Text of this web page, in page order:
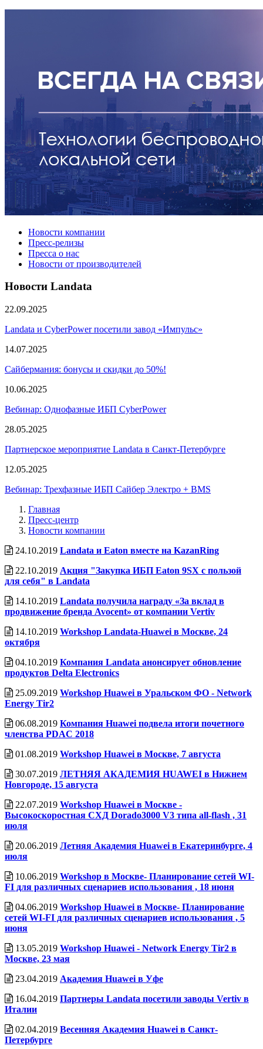
Новости компании
Пресс-релизы
Пресса о нас
Новости от производителей
Новости Landata
22.09.2025
Landata и CyberPower посетили завод «Импульс»
14.07.2025
Сайбермания: бонусы и скидки до 50%!
10.06.2025
Вебинар: Однофазные ИБП CyberPower
28.05.2025
Партнерское мероприятие Landata в Санкт-Петербурге
12.05.2025
Вебинар: Трехфазные ИБП Сайбер Электро + BMS
Главная
Пресс-центр
Новости компании
24.10.2019 Landata и Eaton вместе на KazanRing
22.10.2019 Акция "Закупка ИБП Eaton 9SX с пользой
для себя" в Landata
14.10.2019 Landata получила награду «За вклад в
продвижение бренда Avocent» от компании Vertiv
14.10.2019 Workshop Landata-Huawei в Москве, 24
октября
04.10.2019 Компания Landata анонсирует обновление
продуктов Delta Electronics
25.09.2019 Workshop Huawei в Уральском ФО - Network
Energy Tir2
06.08.2019 Компания Huawei подвела итоги почетного
членства PDAC 2018
01.08.2019 Workshop Huawei в Москве, 7 августа
30.07.2019 ЛЕТНЯЯ АКАДЕМИЯ HUAWEI в Нижнем
Новгороде, 15 августа
22.07.2019 Workshop Huawei в Москве -
Высокоскоростная СХД Dorado3000 V3 типа all-flash , 31
июля
20.06.2019 Летняя Академия Huawei в Екатеринбурге, 4
июля
10.06.2019 Workshop в Москве- Планирование сетей WI-
FI для различных сценариев использования , 18 июня
04.06.2019 Workshop Huawei в Москве- Планирование
сетей WI-FI для различных сценариев использования , 5
июня
13.05.2019 Workshop Huawei - Network Energy Tir2 в
Москве, 23 мая
23.04.2019 Академия Huawei в Уфе
16.04.2019 Партнеры Landata посетили заводы Vertiv в
Италии
02.04.2019 Весенняя Академия Huawei в Санкт-
Петербурге